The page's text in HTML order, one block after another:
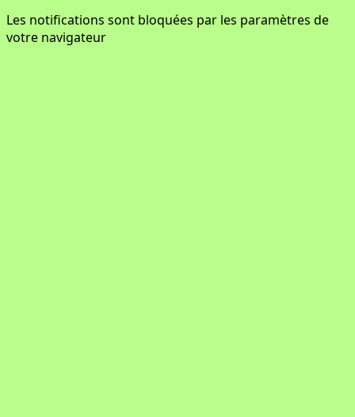
Les notifications sont bloquées par les paramètres de
votre navigateur